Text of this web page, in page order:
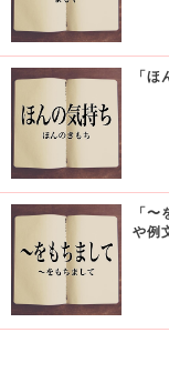
「
「
や例